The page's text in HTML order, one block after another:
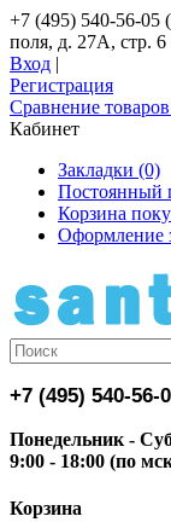
+7 (495) 540-56-05
поля, д. 27А, стр. 6
Вход |
Регистрация
Сравнение
Кабинет
Закладки (0)
Постоянный
Корзина
Оформление
+7 (495) 540-56-
Понедельник -
9:00 - 18:00 (по
Корзина